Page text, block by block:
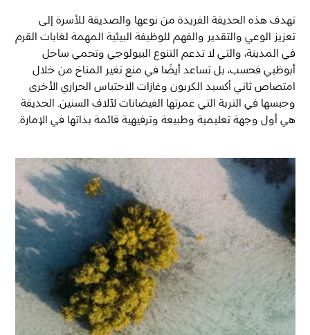
تهدف هذه الحديقة الفريدة من نوعها والصديقة للأسرة إلى
تعزيز الوعي والتقدير والفهم للوظيفة البيئية المهمة لغابات القرم
في المدينة، والتي لا تدعم التنوع البيولوجي وتحمي ساحل
أبوظبي فحسب، بل تساعد أيضًا في منع تغير المناخ من خلال
امتصاص ثاني أكسيد الكربون وغازات الاحتباس الحراري الأخرى
وحبسها في التربة التي غمرتها الفيضانات لآلاف السنين. الحديقة
هي أول وجهة تعليمية وطبيعة وترفيهية قائمة بذاتها في الإمارة.